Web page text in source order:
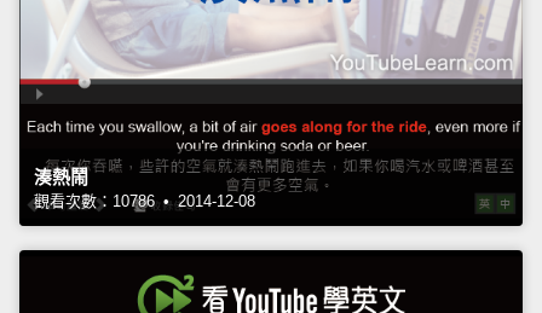
湊熱鬧
觀看次數：10786 • 2014-12-08